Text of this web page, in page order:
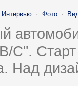
Интервью · Фото ·
C".
Над